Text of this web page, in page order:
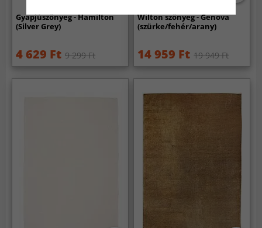
Gyapjúszőnyeg - Hamilton
(Silver Grey)
4 629 Ft 9 299 Ft
Wilton szőnyeg - Genova
(szürke/fehér/arany)
14 959 Ft 19 949 Ft